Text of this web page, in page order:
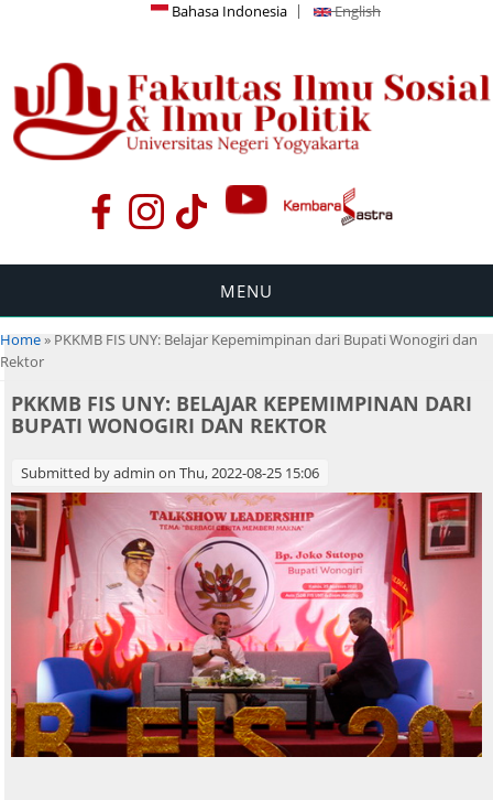
Bahasa Indonesia English
MENU
You are here
Home» PKKMB FIS UNY: Belajar Kepemimpinan dari Bupati Wonogiri dan
Rektor
PKKMB FIS UNY: BELAJAR KEPEMIMPINAN DARI
BUPATI WONOGIRI DAN REKTOR
Submitted byadmin on Thu, 2022-08-25 15:06